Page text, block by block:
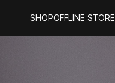
SHOPOFFLINE STORE